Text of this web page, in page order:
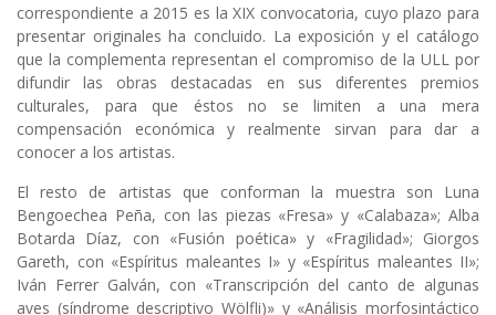
correspondiente a 2015 es la XIX convocatoria, cuyo plazo para
presentar originales ha concluido. La exposición y el catálogo
que la complementa representan el compromiso de la ULL por
difundir las obras destacadas en sus diferentes premios
culturales, para que éstos no se limiten a una mera
compensación económica y realmente sirvan para dar a
conocer a los artistas.
El resto de artistas que conforman la muestra son Luna
Bengoechea Peña, con las piezas «Fresa» y «Calabaza»; Alba
Botarda Díaz, con «Fusión poética» y «Fragilidad»; Giorgos
Gareth, con «Espíritus maleantes I» y «Espíritus maleantes II»;
Iván Ferrer Galván, con «Transcripción del canto de algunas
aves (síndrome descriptivo Wölfli)» y «Análisis morfosintáctico